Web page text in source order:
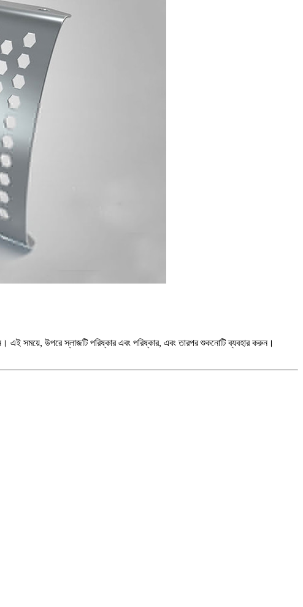
এই সময়ে, উপরে স্লাজটি পরিষ্কার এবং পরিষ্কার, এবং তারপর শুকনোটি ব্যবহার করুন।